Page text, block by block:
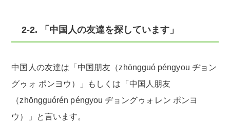
2-2. 「中国人の友達を探しています」
中国人の友達は「中国朋友（zhōngguó péngyou ヂョン
グゥォ ポンヨウ ）」もしくは「中国人朋友
（zhōngguórén péngyouヂョングゥォレン ポンヨ
ウ ）」と言います。